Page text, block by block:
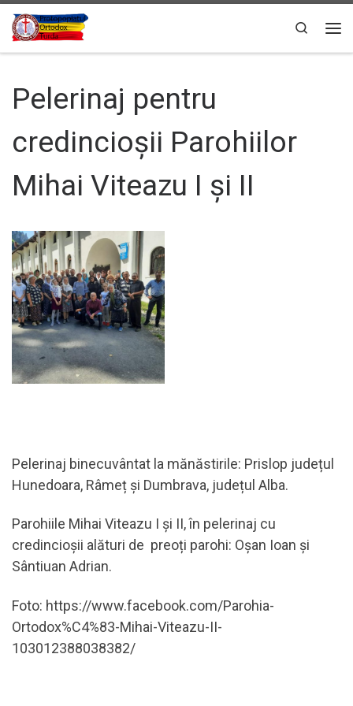
Sari la conținut
Search
Pelerinaj pentru
credincioșii Parohiilor
Mihai Viteazu I și II
Pelerinaj binecuvântat la mănăstirile: Prislop județul
Hunedoara, Râmeț și Dumbrava, județul Alba.
Parohiile Mihai Viteazu I și II, în pelerinaj cu
credincioșii alături de preoți parohi: Oșan Ioan și
Sântiuan Adrian.
Foto: https://www.facebook.com/Parohia-
Ortodox%C4%83-Mihai-Viteazu-II-
103012388038382/